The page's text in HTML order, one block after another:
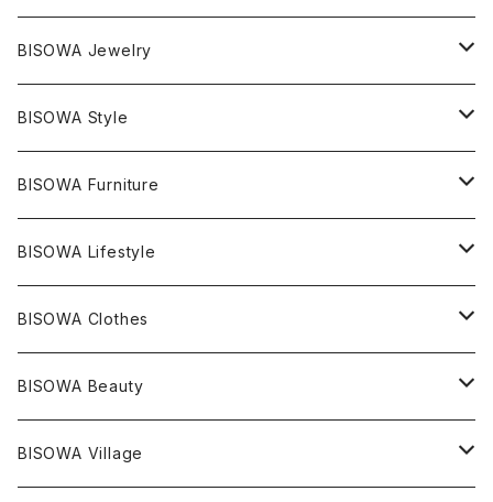
マスタークリスタル / 水晶
エレスチャル
ライトニング
ツインソウル
石の種類別
アメジスト
アクアマリン
産地別
ヒマラヤ
ブラジル
BISOWA Jewelry
ネックレス／ペンダント
宇佐美聖子
絹麻 ~kenma~
ピアス
宇佐美聖子
Others
ブレスレット
宇佐美聖子
Others
リング
サンキャッチャー
ヘアアクセサリー
BISOWA Style
ONE PIECE
ヘンプ
オーガニックコットン
PANTS
ヘンプ
オーガニックコットン
T-SHIRT
オーガニックコットン
ヘンプコットン
leggings
ヘンプ
Others
BISOWA Furniture
のるすく
BISOWA Lifestyle
Music
宇佐美聖子
Niceness Music
浄化アイテム
Cosmic Hemp 麻炭
オラクルカード
BISOWA Clothes
麻
絹
BISOWA Beauty
ヘンプオイル
BISOWA Village